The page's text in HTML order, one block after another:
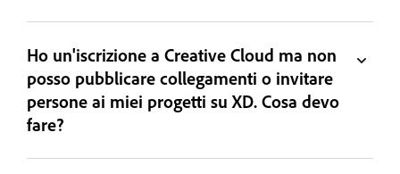
Ho un'iscrizione a Creative Cloud ma non
posso pubblicare collegamenti o invitare
persone ai miei progetti su XD. Cosa devo
fare?